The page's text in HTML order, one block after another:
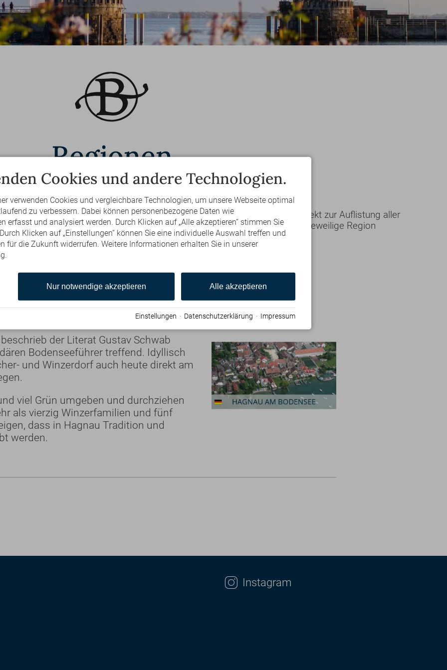
Regionen
SIE IHRE PERFEKTE URLAUBS-REGION
Regionen am Bodensee. Mit Klick auf das Bild gelangen Sie direkt zur Auflistung aller
der Bilder erhalten Sie immer etwas weitere Informationen über die jeweilige Region
Bodensee
beschrieb der Literat Gustav Schwab
Bodenseeführer treffend. Idyllisch
und Winzerdorf auch heute direkt am
viel Grün umgeben und durchziehen
als vierzig Winzerfamilien und fünf
dass in Hagnau Tradition und
werden.
Instagram
Cookies und andere Technologien.
verwenden Cookies und vergleichbare Technologien, um unsere Webseite optimal
zu verbessern. Dabei können personenbezogene Daten wie
erfasst und analysiert werden. Durch Klicken auf „Alle akzeptieren“ stimmen Sie
Klicken auf „Einstellungen“ können Sie eine individuelle Auswahl treffen und
für die Zukunft widerrufen. Weitere Informationen erhalten Sie in unserer
Alle akzeptieren
Nur notwendige akzeptieren
Einstellungen · Datenschutzerklärung · Impressum